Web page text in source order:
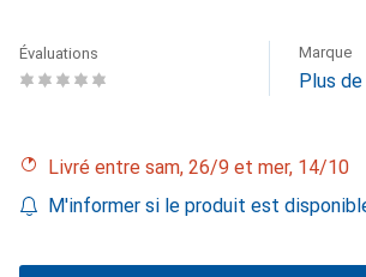
Évaluations Marque
Plus
Livré entre sam, 26/9 et mer, 14/10
M'informer si le produit est